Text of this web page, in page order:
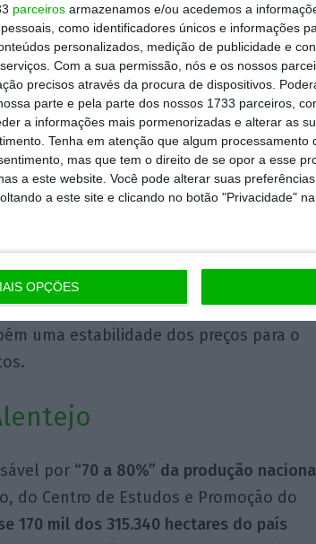
parceiros armazenamos e/ou acedemos a
como identificadores únicos e informações
personalizados, medição de publicidade e
Com a sua permissão, nós e os nossos
precisos através da procura de dispositivos.
parte e pela parte dos nossos 1733 parceiros,
a informações mais pormenorizadas e alterar as
Tenha em atenção que algum processamento
mas que tem o direito de se opor a esse
a este website. Você pode alterar suas
a este site e clicando no botão "Privacidade"
OPÇÕES
associadas à Casa do Azeite se
dos preços de azeite na origem,
para o consumidor final” significa
consumo de azeite que não é
é sobretudo nosmercados de
de azeite
possibilidade de levar “à sua rápida
líquidas”, como os
óleos vegetais,
ideal seria a de uma estabilidade de
uma estabilidade dos preços para o
por “70 a 80%” da produção
do Centro de Estudos e Promoção do
170 mil dos 315.340 hectares do país